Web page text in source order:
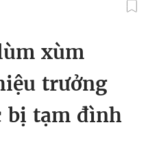
Tin 24h
xùm
trưởng
bị tạm đình